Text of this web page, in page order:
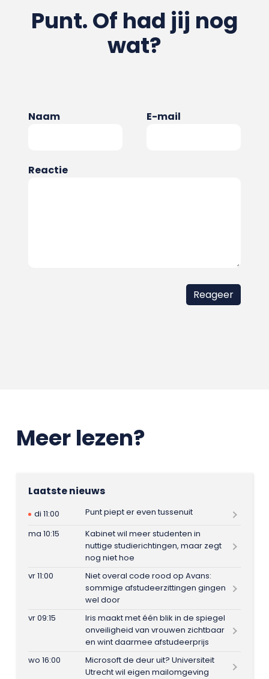
Punt. Of had jij nog
wat?
Naam E-mail
Reactie
Meer lezen?
Laatste nieuws
di 11:00
Punt piept er even tussenuit
ma 10:15
Kabinet wil meer studenten in
nuttige studierichtingen, maar zegt
nog niet hoe
vr 11:00
Niet overal code rood op Avans:
sommige afstudeerzittingen gingen
wel door
vr 09:15
Iris maakt met één blik in de spiegel
onveiligheid van vrouwen zichtbaar
en wint daarmee afstudeerprijs
wo 16:00
Microsoft de deur uit? Universiteit
Utrecht wil eigen mailomgeving